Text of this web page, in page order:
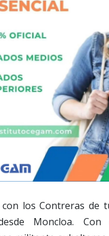
los Contreras de
Moncloa. Con